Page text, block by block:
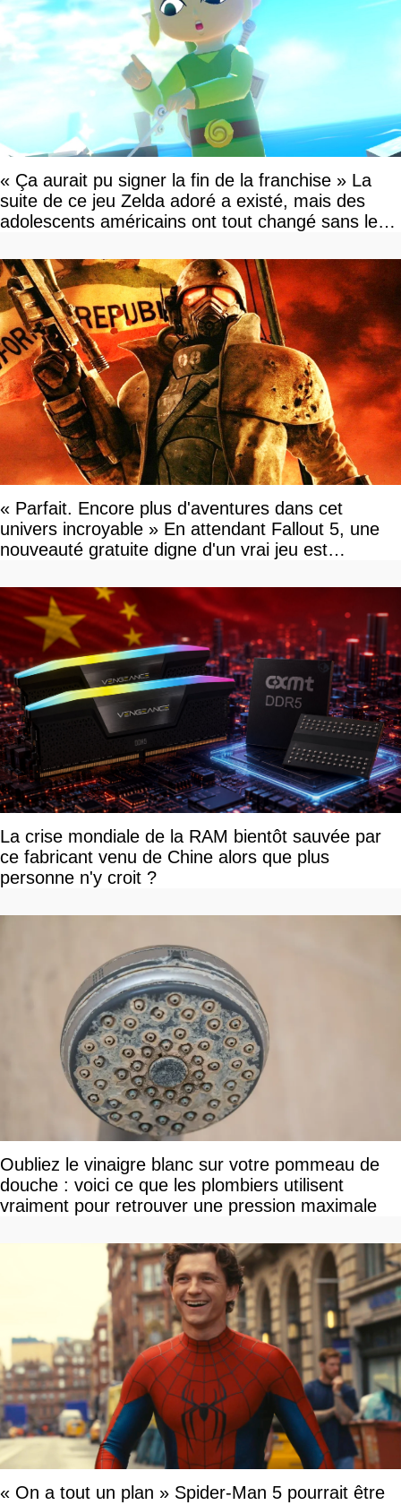
« Ça aurait pu signer la fin de la franchise » La
suite de ce jeu Zelda adoré a existé, mais des
adolescents américains ont tout changé sans le
« Parfait. Encore plus d'aventures dans cet
univers incroyable » En attendant Fallout 5, une
nouveauté gratuite digne d'un vrai jeu est
La crise mondiale de la RAM bientôt sauvée par
ce fabricant venu de Chine alors que plus
personne n'y croit ?
Oubliez le vinaigre blanc sur votre pommeau de
douche : voici ce que les plombiers utilisent
vraiment pour retrouver une pression maximale
« On a tout un plan » Spider-Man 5 pourrait être